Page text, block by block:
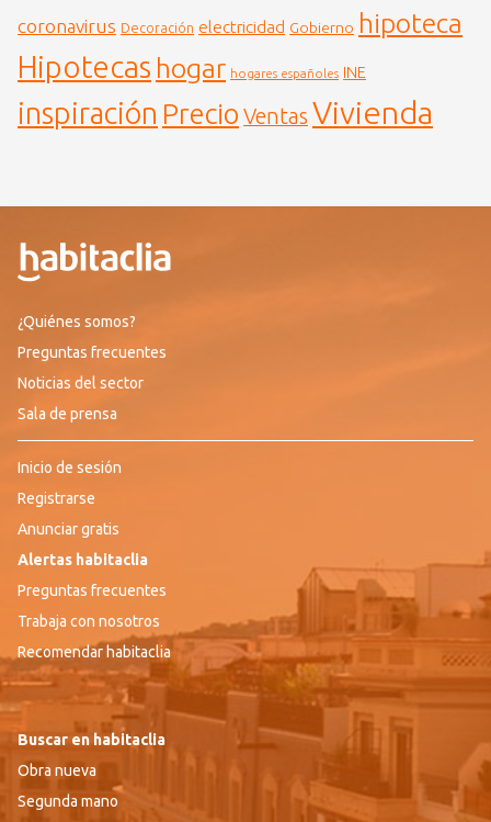
coronavirus Decoración electricidad Gobierno hipoteca
Hipotecas hogar hogares españoles INE
inspiración Precio Ventas Vivienda
¿Quiénes somos?
Preguntas frecuentes
Noticias del sector
Sala de prensa
Inicio de sesión
Registrarse
Anunciar gratis
Alertas habitaclia
Preguntas frecuentes
Trabaja con nosotros
Recomendar habitaclia
Buscar en habitaclia
Obra nueva
Segunda mano